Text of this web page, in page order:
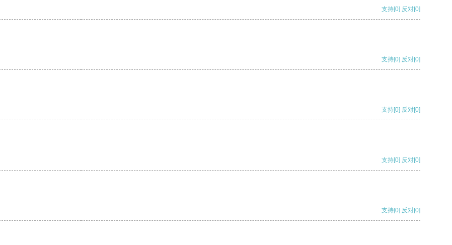
支持[0] 反对[0]
支持[0] 反对[0]
支持[0] 反对[0]
支持[0] 反对[0]
支持[0] 反对[0]